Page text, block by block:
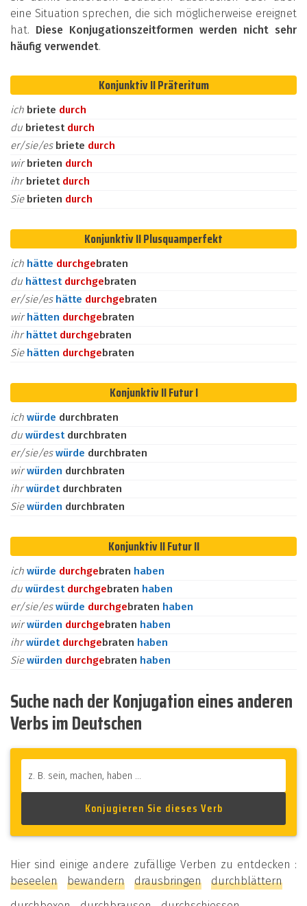
eine Situation sprechen, die sich möglicherweise ereignet
hat. Diese Konjugationszeitformen werden nicht sehr
häufig verwendet.
Konjunktiv II Präteritum
ich briete durch
du brietest durch
er/sie/es briete durch
wirbrieten durch
ihrbrietet durch
Sie brieten durch
Konjunktiv II Plusquamperfekt
ich hätte durchgebraten
du hättest durchgebraten
er/sie/es hätte durchgebraten
wirhätten durchgebraten
ihrhättet durchgebraten
Sie hätten durchgebraten
Konjunktiv II Futur I
ich würde durchbraten
du würdest durchbraten
er/sie/eswürde durchbraten
wirwürden durchbraten
ihrwürdet durchbraten
Siewürden durchbraten
Konjunktiv II Futur II
ich würde durchgebraten haben
du würdest durchgebraten haben
er/sie/eswürde durchgebraten haben
wirwürden durchgebraten haben
ihrwürdet durchgebraten haben
Siewürden durchgebraten haben
Suche nach der Konjugation eines anderen
Verbs im Deutschen
Hier sind einige andere zufällige Verben zu entdecken :
beseelen
bewandern drausbringen
durchblättern